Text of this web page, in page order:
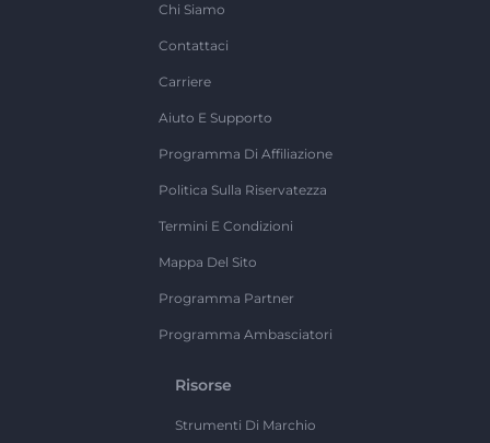
Chi Siamo
Contattaci
Carriere
Aiuto E Supporto
Programma Di Affiliazione
Politica Sulla Riservatezza
Termini E Condizioni
Mappa Del Sito
Programma Partner
Programma Ambasciatori
Risorse
Strumenti Di Marchio